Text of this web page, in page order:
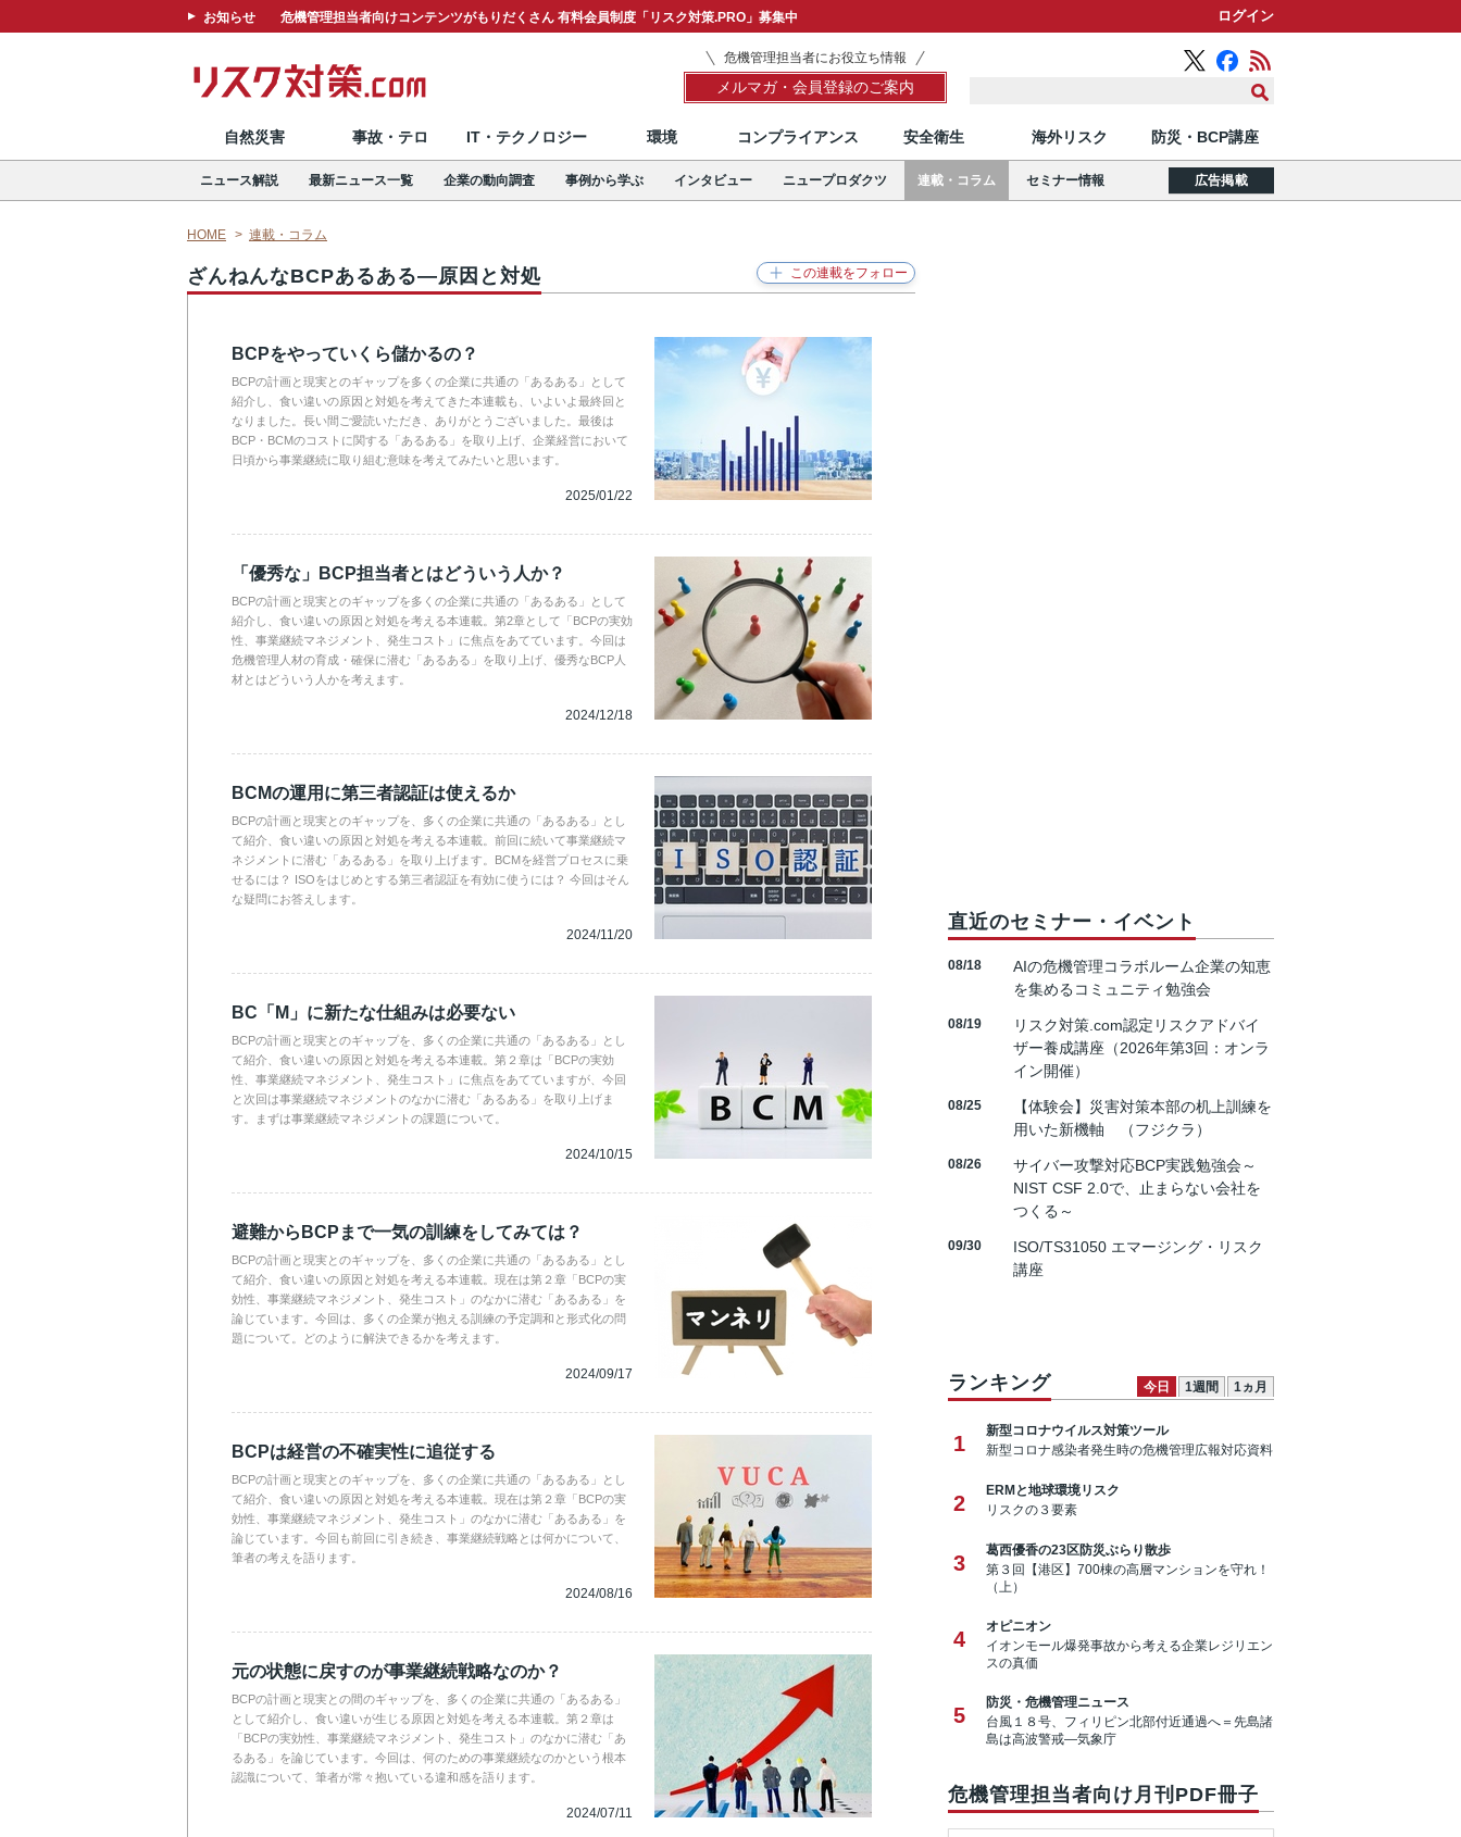
お知らせ 危機管理担当者向けコンテンツがもりだくさん 有料会員制度「リスク対策.PRO」募集中 ログイン
危機管理担当者にお役立ち情報
メルマガ・会員登録のご案内
自然災害 事故・テロ IT・テクノロジー 環境 コンプライアンス 安全衛生 海外リスク 防災・BCP講座
ニュース解説 最新ニュース一覧 企業の動向調査 事例から学ぶ インタビュー ニュープロダクツ 連載・コラム セミナー情報 広告掲載
HOME 連載・コラム
ざんねんなBCPあるある―原因と対処
BCPをやっていくら儲かるの？
BCPの計画と現実とのギャップを多くの企業に共通の「あるある」として
紹介し、食い違いの原因と対処を考えてきた本連載も、いよいよ最終回と
なりました。長い間ご愛読いただき、ありがとうございました。最後は
BCP・BCMのコストに関する「あるある」を取り上げ、企業経営において
日頃から事業継続に取り組む意味を考えてみたいと思います。
2025/01/22
「優秀な」BCP担当者とはどういう人か？
BCPの計画と現実とのギャップを多くの企業に共通の「あるある」として
紹介し、食い違いの原因と対処を考える本連載。第2章として「BCPの実効
性、事業継続マネジメント、発生コスト」に焦点をあてています。今回は
危機管理人材の育成・確保に潜む「あるある」を取り上げ、優秀なBCP人
材とはどういう人かを考えます。
2024/12/18
BCMの運用に第三者認証は使えるか
BCPの計画と現実とのギャップを、多くの企業に共通の「あるある」とし
て紹介、食い違いの原因と対処を考える本連載。前回に続いて事業継続マ
ネジメントに潜む「あるある」を取り上げます。BCMを経営プロセスに乗
せるには？ ISOをはじめとする第三者認証を有効に使うには？ 今回はそん
な疑問にお答えします。
2024/11/20
BC「M」に新たな仕組みは必要ない
BCPの計画と現実とのギャップを、多くの企業に共通の「あるある」とし
て紹介、食い違いの原因と対処を考える本連載。第２章は「BCPの実効
性、事業継続マネジメント、発生コスト」に焦点をあてていますが、今回
と次回は事業継続マネジメントのなかに潜む「あるある」を取り上げま
す。まずは事業継続マネジメントの課題について。
2024/10/15
避難からBCPまで一気の訓練をしてみては？
BCPの計画と現実とのギャップを、多くの企業に共通の「あるある」とし
て紹介、食い違いの原因と対処を考える本連載。現在は第２章「BCPの実
効性、事業継続マネジメント、発生コスト」のなかに潜む「あるある」を
論じています。今回は、多くの企業が抱える訓練の予定調和と形式化の問
題について。どのように解決できるかを考えます。
2024/09/17
BCPは経営の不確実性に追従する
BCPの計画と現実とのギャップを、多くの企業に共通の「あるある」とし
て紹介、食い違いの原因と対処を考える本連載。現在は第２章「BCPの実
効性、事業継続マネジメント、発生コスト」のなかに潜む「あるある」を
論じています。今回も前回に引き続き、事業継続戦略とは何かについて、
筆者の考えを語ります。
2024/08/16
元の状態に戻すのが事業継続戦略なのか？
BCPの計画と現実との間のギャップを、多くの企業に共通の「あるある」
として紹介し、食い違いが生じる原因と対処を考える本連載。第２章は
「BCPの実効性、事業継続マネジメント、発生コスト」のなかに潜む「あ
るある」を論じています。今回は、何のための事業継続なのかという根本
認識について、筆者が常々抱いている違和感を語ります。
2024/07/11
直近のセミナー・イベント
08/18
AIの危機管理コラボルーム企業の知恵
を集めるコミュニティ勉強会
08/19
リスク対策.com認定リスクアドバイ
ザー養成講座（2026年第3回：オンラ
イン開催）
08/25
【体験会】災害対策本部の机上訓練を
用いた新機軸 （フジクラ）
08/26
サイバー攻撃対応BCP実践勉強会～
NIST CSF 2.0で、止まらない会社を
つくる～
09/30
ISO/TS31050 エマージング・リスク
講座
ランキング 今日 1週間 1ヵ月
1
新型コロナウイルス対策ツール
新型コロナ感染者発生時の危機管理広報対応資料
2
ERMと地球環境リスク
リスクの３要素
3
葛西優香の23区防災ぶらり散歩
第３回【港区】700棟の高層マンションを守れ！
（上）
4
オピニオン
イオンモール爆発事故から考える企業レジリエン
スの真価
5
防災・危機管理ニュース
台風１８号、フィリピン北部付近通過へ＝先島諸
島は高波警戒―気象庁
危機管理担当者向け月刊PDF冊子